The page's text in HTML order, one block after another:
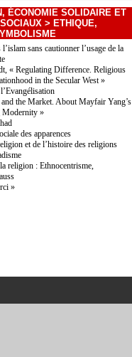
ÉCONOMIE SOLIDAIRE ET
> ETHIQUE,
sans cautionner l’usage de la
« Regulating Difference. Religious
in the Secular West »
the Market. About Mayfair Yang’s
Modernity »
des apparences
et de l’histoire des religions
religion : Ethnocentrisme,
»